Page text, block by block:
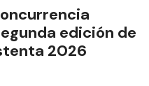
edición de
2026